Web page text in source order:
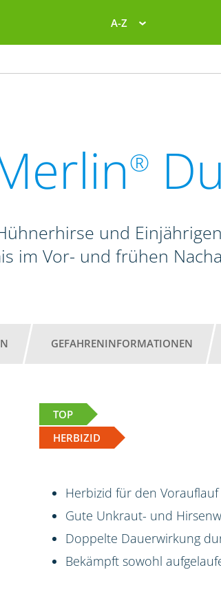
A-Z
®
und
im Vor- und frühen
GEFAHRENINFORMATIONEN
TOP
HERBIZID
Herbizid für den
Gute Unkraut- und
Doppelte Dauerwirkung
Bekämpft sowohl